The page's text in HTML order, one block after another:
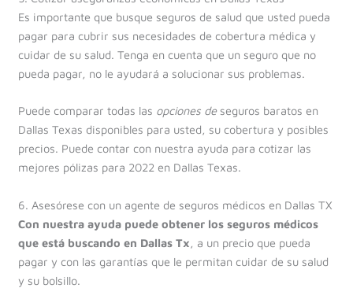
Es importante que busque seguros de salud que usted pueda
pagar para cubrir sus necesidades de cobertura médica y
cuidar de su salud. Tenga en cuenta que un seguro que no
pueda pagar, no le ayudará a solucionar sus problemas.
Puede comparar todas las opciones de seguros baratos en
Dallas Texas disponibles para usted, su cobertura y posibles
precios. Puede contar con nuestra ayuda para cotizar las
mejores pólizas para 2022 en Dallas Texas.
6. Asesórese con un agente de seguros médicos en Dallas TX
Con nuestra ayuda puede obtener los seguros médicos
que está buscando en Dallas Tx, a un precio que pueda
pagar y con las garantías que le permitan cuidar de su salud
y su bolsillo.